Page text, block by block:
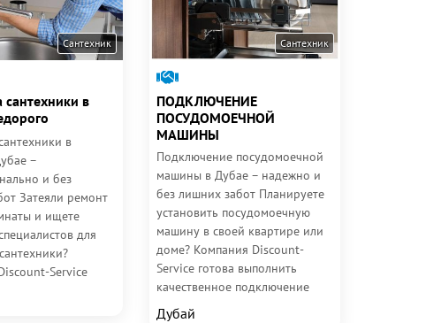
Сантехник
сантехники в
в
–
и без
Затеяли ремонт
и ищете
для
Service
вам справиться
Сантехник
ПОДКЛЮЧЕНИЕ
ПОСУДОМОЕЧНОЙ
МАШИНЫ
Подключение посудомоечной
машины в Дубае – надежно и
без лишних забот Планируете
установить посудомоечную
машину в своей квартире или
доме? Компания Discount-
Service готова выполнить
качественное подключение
устройства к водопроводу,...
Дубай